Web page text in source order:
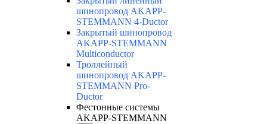
шинопровод AKAPP-
STEMMANN 4-Ductor
Закрытый шинопровод
AKAPP-STEMMANN
Multiconductor
Троллейный
шинопровод AKAPP-
STEMMANN Pro-
Ductor
Фестонные системы
AKAPP-STEMMANN